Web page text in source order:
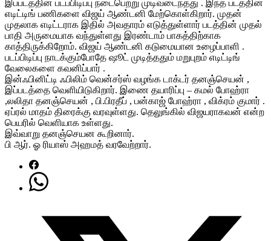
இப்படத்தின் படப்பிடிப்பு நடைபெற்று முடிவடைந்தது . இந்த படத்தின்
எடிட்டிங் பணிகளை விஜய் ஆண்டனி மேற்கொள்கிறார். முதன்
முதலாக எடிட்டராக இதில் அவதாரம் எடுத்துள்ளார் படத்தின் முதல்
பாதி அருமையாக வந்துள்ளது இரண்டாம் பாகத்திற்காக
காத்திருக்கிறோம். விஜய் ஆண்டனி கடுமையான உழைப்பாளி .
படப்பிடிப்பு நாடக்கும்போதே ஷூட் முடித்ததும் மறுபுறம் எடிட்டிங்
வேலைகளை கவனிப்பார் .
இன்ஃபினிட்டி ஃபிலிம் வென்சர்ஸ் வழங்க டாக்டர் தனஞ்செயன் ,
இப்படத்தை வெளியிடுகிறார். இணை தயாரிப்பு – கமல் போஹ்ரா
,லலிதா தனஞ்செயன் , பி.பிரதீப் , பன்காஜ் போஹ்ரா , விக்ரம் குமார் .
ஏப்ரல் மாதம் திரைக்கு வரவுள்ளது. தெலுங்கில் விஜயராகவன் என்ற
பெயரில் வெளியாக உள்ளது.
இவ்வாறு தனஞ்செயன கூறினார்.
பி ஆர். ஓ ரியாஸ் அஹமத் வரவேற்றார்.